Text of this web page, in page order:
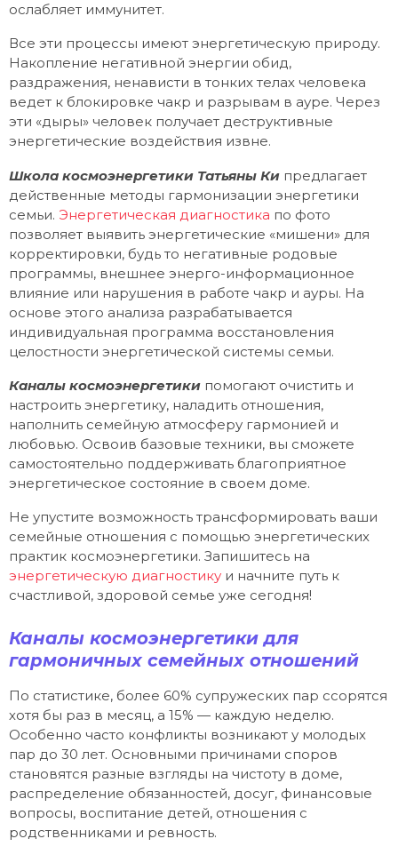
ослабляет иммунитет.
Все эти процессы имеют энергетическую природу.
Накопление негативной энергии обид,
раздражения, ненависти в тонких телах человека
ведет к блокировке чакр и разрывам в ауре. Через
эти «дыры» человек получает деструктивные
энергетические воздействия извне.
Школа космоэнергетики Татьяны Ки предлагает
действенные методы гармонизации энергетики
семьи. Энергетическая диагностика по фото
позволяет выявить энергетические «мишени» для
корректировки, будь то негативные родовые
программы, внешнее энерго-информационное
влияние или нарушения в работе чакр и ауры. На
основе этого анализа разрабатывается
индивидуальная программа восстановления
целостности энергетической системы семьи.
Каналы космоэнергетики помогают очистить и
настроить энергетику, наладить отношения,
наполнить семейную атмосферу гармонией и
любовью. Освоив базовые техники, вы сможете
самостоятельно поддерживать благоприятное
энергетическое состояние в своем доме.
Не упустите возможность трансформировать ваши
семейные отношения с помощью энергетических
практик космоэнергетики. Запишитесь на
энергетическую диагностику и начните путь к
счастливой, здоровой семье уже сегодня!
Каналы космоэнергетики для
гармоничных семейных отношений
По статистике, более 60% супружеских пар ссорятся
хотя бы раз в месяц, а 15% — каждую неделю.
Особенно часто конфликты возникают у молодых
пар до 30 лет. Основными причинами споров
становятся разные взгляды на чистоту в доме,
распределение обязанностей, досуг, финансовые
вопросы, воспитание детей, отношения с
родственниками и ревность.